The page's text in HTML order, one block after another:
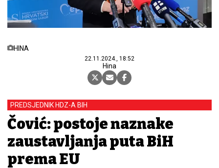
HINA
22.11.2024., 18:52
Hina
PREDSJEDNIK HDZ-A BIH
Čović: postoje naznake
zaustavljanja puta BiH
prema EU